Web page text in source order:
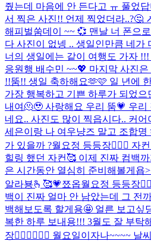
줬는데 마음에 안 든다고 ㅠ 풀었
서 찍은 사진!! 언제 찍었더라..?🤔
해피벌쑴데이 ~~ 💞 맨날 너 폰으
다 사진이 없넹 .. 생일인만큼 네가
너의 생일에는 같이 여행도 가자
응원행 배수민 ~~💖 마지막 사진
!!뚬!! 생일 축하해요🫶🩷 일 년에
가장 행복하고 기쁜 하루가 되었
내여🫠🥹 사랑해요 우리 뚬💗 우리
네요.. 사진도 많이 찍읍시다.. 커
세은이랑 나 여우냥즈 말고 조합명
가 있을까 ?월요정 등등장🧚🏻‍♀️ 자
힐링 했던 자컨🥰 이제 진짜 컴백
은 시간동안 열심히 준비해볼게욥
알라뵹🫰🥰💗쬬옵월요정 등등장
백이 진짜 얼마 안 남았는데 그 전
백해보도록 할게용🤩 얼른 보고싶
복한 하루 보내용!!! 3월도 잘 부탁
장🧚🏻‍♀️🧚🏻‍♀️ 월요일이자나~~~~